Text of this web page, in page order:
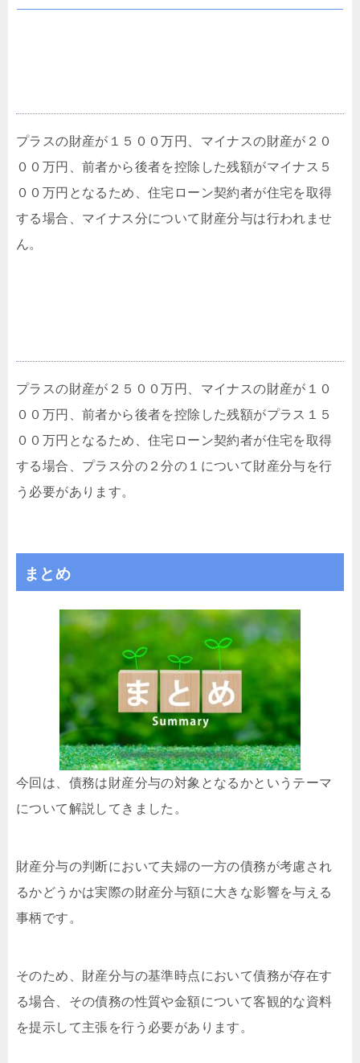
プラスの財産が１５００万円、マイナスの財産が２０
００万円、前者から後者を控除した残額がマイナス５
００万円となるため、住宅ローン契約者が住宅を取得
する場合、マイナス分について財産分与は行われませ
ん。
プラスの財産が２５００万円、マイナスの財産が１０
００万円、前者から後者を控除した残額がプラス１５
００万円となるため、住宅ローン契約者が住宅を取得
する場合、プラス分の２分の１について財産分与を行
う必要があります。
まとめ
今回は、債務は財産分与の対象となるかというテーマ
について解説してきました。
財産分与の判断において夫婦の一方の債務が考慮され
るかどうかは実際の財産分与額に大きな影響を与える
事柄です。
そのため、財産分与の基準時点において債務が存在す
る場合、その債務の性質や金額について客観的な資料
を提示して主張を行う必要があります。